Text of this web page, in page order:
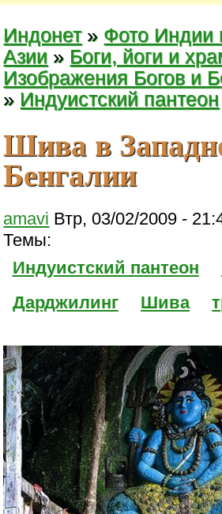
Индонет» Фото
Азии » Боги, йоги и
Изображения Богов и
» Индуистский пантеон
Шива в
Бенгалии
amavi Втр, 03/02/2009 -
Темы:
Индуистский пантеон
Дарджилинг
Шива